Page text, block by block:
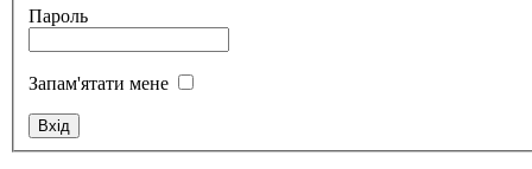
Пароль
Запам'ятати мене